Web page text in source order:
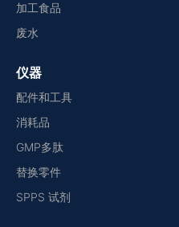
加工食品
废水
仪器
配件和工具
消耗品
GMP多肽
替换零件
SPPS 试剂